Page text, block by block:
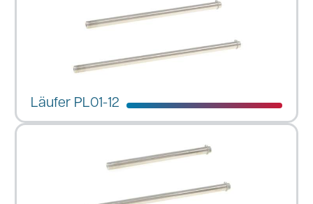
Läufer PL01-12